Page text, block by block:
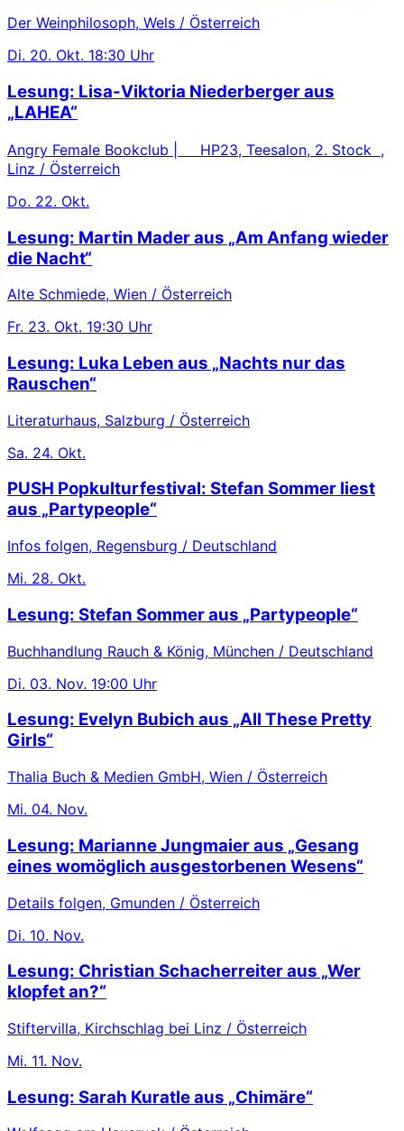
Der Weinphilosoph, Wels / Österreich
Di. 20. Okt. 18:30 Uhr
Lesung: Lisa-Viktoria Niederberger aus
„LAHEA“
Angry Female Bookclub | HP23, Teesalon, 2. Stock ,
Linz / Österreich
Do. 22. Okt.
Lesung: Martin Mader aus „Am Anfang wieder
die Nacht“
Alte Schmiede, Wien / Österreich
Fr. 23. Okt. 19:30 Uhr
Lesung: Luka Leben aus „Nachts nur das
Rauschen“
Literaturhaus, Salzburg / Österreich
Sa. 24. Okt.
PUSH Popkulturfestival: Stefan Sommer liest
aus „Partypeople“
Infos folgen, Regensburg / Deutschland
Mi. 28. Okt.
Lesung: Stefan Sommer aus „Partypeople“
Buchhandlung Rauch & König, München / Deutschland
Di. 03. Nov. 19:00 Uhr
Lesung: Evelyn Bubich aus „All These Pretty
Girls“
Thalia Buch & Medien GmbH, Wien / Österreich
Mi. 04. Nov.
Lesung: Marianne Jungmaier aus „Gesang
eines womöglich ausgestorbenen Wesens“
Details folgen, Gmunden / Österreich
Di. 10. Nov.
Lesung: Christian Schacherreiter aus „Wer
klopfet an?“
Stiftervilla, Kirchschlag bei Linz / Österreich
Mi. 11. Nov.
Lesung: Sarah Kuratle aus „Chimäre“